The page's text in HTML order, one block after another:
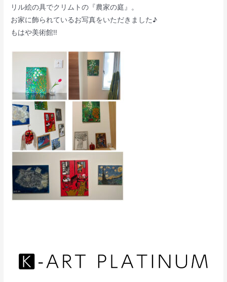
リル絵の具でクリムトの『農家の庭』。
お家に飾られているお写真をいただきました♪
もはや美術館‼️